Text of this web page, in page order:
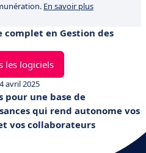
En savoir plus
complet en Gestion des
les logiciels
avril 2025
pour une base de
qui rend autonome vos
vos collaborateurs